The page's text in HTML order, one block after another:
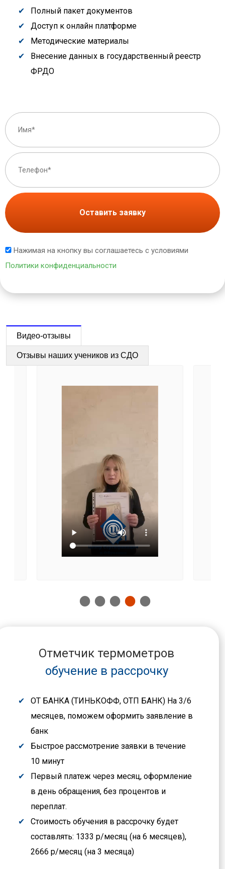
Полный пакет документов
Доступ к онлайн платформе
Методические материалы
Внесение данных в государственный реестр
ФРДО
Оставить заявку
Нажимая на кнопку вы соглашаетесь с условиями
Политики конфиденциальности
Видео-отзывы
Отзывы наших учеников из СДО
Отметчик термометров
обучение в рассрочку
ОТ БАНКА (ТИНЬКОФФ, ОТП БАНК) На 3/6
месяцев, поможем оформить заявление в
банк
Быстрое рассмотрение заявки в течение
10 минут
Первый платеж через месяц, оформление
в день обращения, без процентов и
переплат.
Стоимость обучения в рассрочку будет
составлять: 1333 р/месяц (на 6 месяцев),
2666 р/месяц (на 3 месяца)